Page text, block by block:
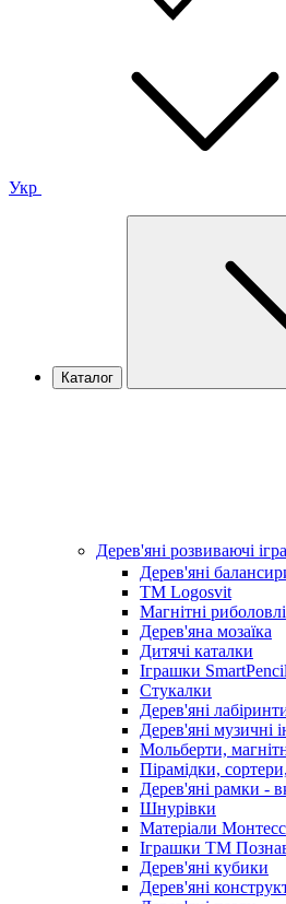
Укр
Каталог
Дерев'яні розвиваючі
Дерев'яні
TM Logosvit
Магнітні риболовлі
Дерев'яна мозаїка
Дитячі каталки
Іграшки SmartPencil
Стукалки
Дерев'яні
Дерев'яні музичні
Мольберти,
Пірамідки,
Дерев'яні рамки -
Шнурівки
Матеріали
Іграшки ТМ
Дерев'яні кубики
Дерев'яні